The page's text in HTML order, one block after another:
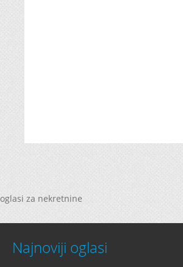
oglasi za nekretnine
Najnoviji oglasi